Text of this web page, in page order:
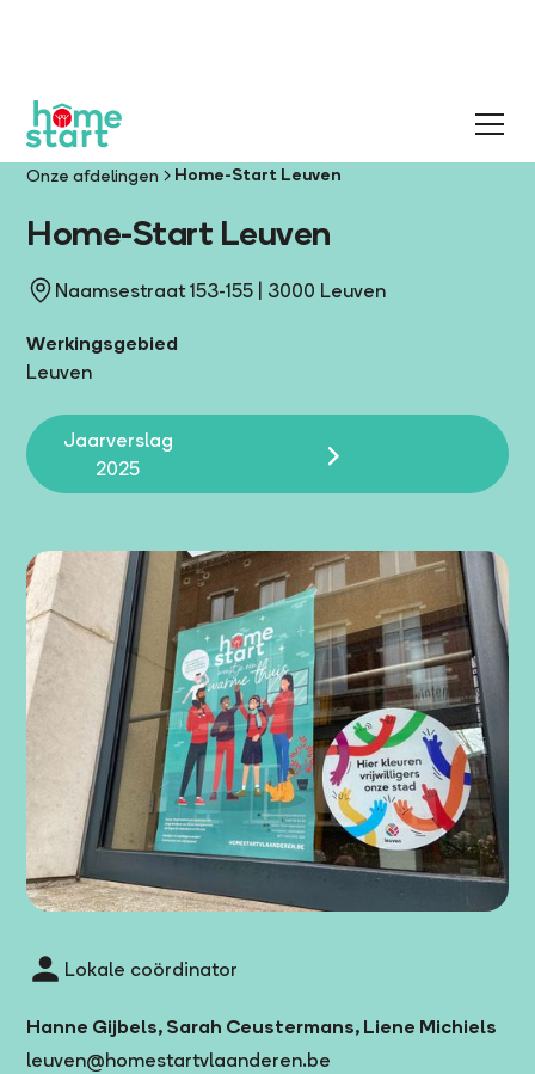
Onze afdelingen Home-Start Leuven
Home-Start Leuven
Naamsestraat 153-155 | 3000 Leuven
Werkingsgebied
Leuven
Jaarverslag
2025
Lokale coördinator
Hanne Gijbels, Sarah Ceustermans, Liene Michiels
leuven@homestartvlaanderen.be